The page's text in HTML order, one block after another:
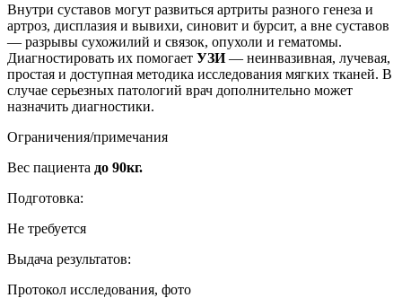
Внутри суставов могут развиться артриты разного генеза и
артроз, дисплазия и вывихи, синовит и бурсит, а вне суставов
― разрывы сухожилий и связок, опухоли и гематомы.
Диагностировать их помогает УЗИ― неинвазивная, лучевая,
простая и доступная методика исследования мягких тканей. В
случае серьезных патологий врач дополнительно может
назначить диагностики.
Ограничения/примечания
Вес пациента до 90кг.
Подготовка:
Не требуется
Выдача результатов:
Протокол исследования, фото